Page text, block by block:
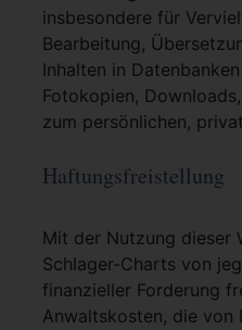
insbesondere für
Bearbeitung,
Inhalten in
Fotokopien,
zum persönlichen,
Haftungsfreistellung
Mit der Nutzung dieser
Schlager-Charts von
finanzieller Forderung
Anwaltskosten, die